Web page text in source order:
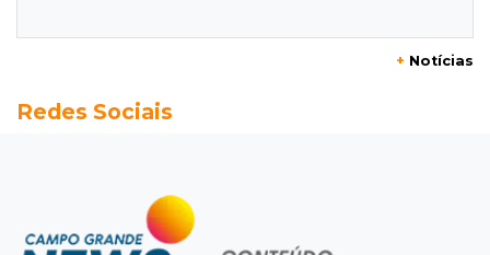
Semana vai começar com 909 novas
Flagrante
Motorista atinge carro parado, perde
retrovisor e foge no Jardim Antártica
+ Notícias
Redes Sociais